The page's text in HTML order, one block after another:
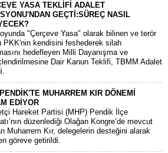
YASA TEKLİFİ ADALET
GEÇTİ:SÜREÇ NASIL
"Çerçeve Yasa" olarak bilinen ve terör
PKK'nin kendisini feshederek silah
hedefleyen Milli Dayanışma ve
Dair Kanun Teklifi, TBMM Adalet
MUHARREM KIR DÖNEMİ
EDİYOR
Hareket Partisi (MHP) Pendik İlçe
düzenlediği Olağan Kongre’de mevcut
Muharrem Kır, delegelerin desteğini alarak
göreve getirildi.